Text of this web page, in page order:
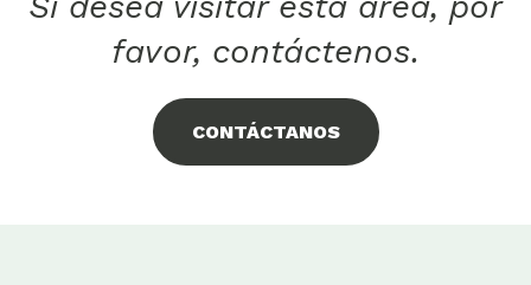
favor, contáctenos.
CONTÁCTANOS